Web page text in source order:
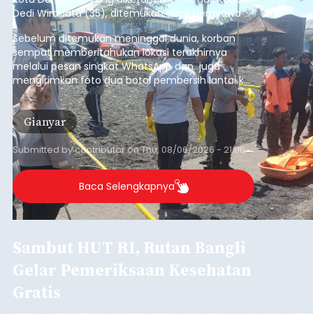
Dedi Wiranata (35), ditemukan tidak bernyawa di
pesisir Pantai Purnama, Sukawati.
Sebelum ditemukan meninggal dunia, korban
sempat memberitahukan lokasi terakhirnya
melalui pesan singkat WhatsApp dan juga
mengirimkan foto dua botol pembersih lantai ke
istrinya.
Gianyar
Submitted bycontributoronThu, 08/06/2026 - 21:06
Baca Selengkapnya
Sambut HUT RI, Rutan Bangli
Gelar Pemeriksaan Kesehatan
Gratis